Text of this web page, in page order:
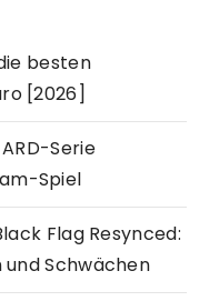
besten
[2026]
Serie
Spiel
Flag Resynced:
und Schwächen